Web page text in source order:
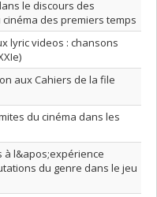
le discours des
des premiers temps
lyric videos : chansons
aux Cahiers de la file
du cinéma dans les
à l&apos;expérience
du genre dans le jeu